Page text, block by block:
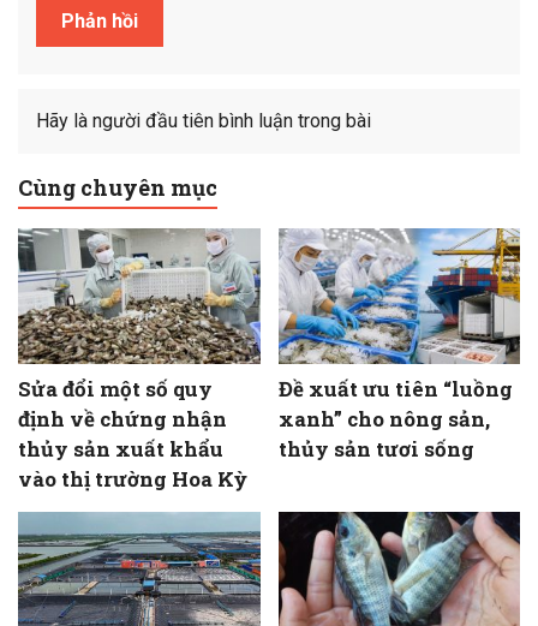
Hãy là người đầu tiên bình luận trong bài
Cùng chuyên mục
Sửa đổi một số quy
định về chứng nhận
thủy sản xuất khẩu
vào thị trường Hoa Kỳ
Đề xuất ưu tiên “luồng
xanh” cho nông sản,
thủy sản tươi sống